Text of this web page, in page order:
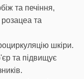
та печіння,
та
шкіри.
та підвищує